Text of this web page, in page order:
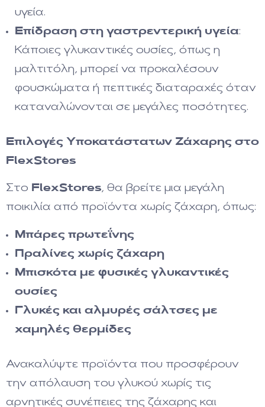
υγεία.
Επίδραση στη γαστρεντερική υγεία:
Κάποιες γλυκαντικές ουσίες, όπως η
μαλτιτόλη, μπορεί να προκαλέσουν
φουσκώματα ή πεπτικές διαταραχές όταν
καταναλώνονται σε μεγάλες ποσότητες.
Επιλογές Υποκατάστατων Ζάχαρης στο
FlexStores
Στο FlexStores, θα βρείτε μια μεγάλη
ποικιλία από προϊόντα χωρίς ζάχαρη, όπως:
Μπάρες πρωτεΐνης
Πραλίνες χωρίς ζάχαρη
Μπισκότα με φυσικές γλυκαντικές
ουσίες
Γλυκές και αλμυρές σάλτσες με
χαμηλές θερμίδες
Ανακαλύψτε προϊόντα που προσφέρουν
την απόλαυση του γλυκού χωρίς τις
αρνητικές συνέπειες της ζάχαρης και